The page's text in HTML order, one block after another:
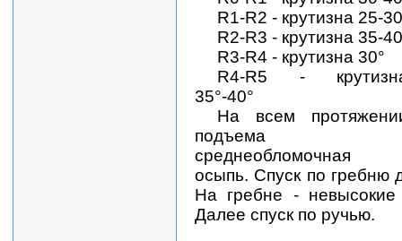
R1-R2 - крутизна 25-
R2-R3 - крутизна 35-
R3-R4 - крутизна 30°
R4-R5 -
35°-40°
На всем
подъема
среднеобломочная
осыпь. Спуск по гребню
На гребне -
Далее спуск по ручью.